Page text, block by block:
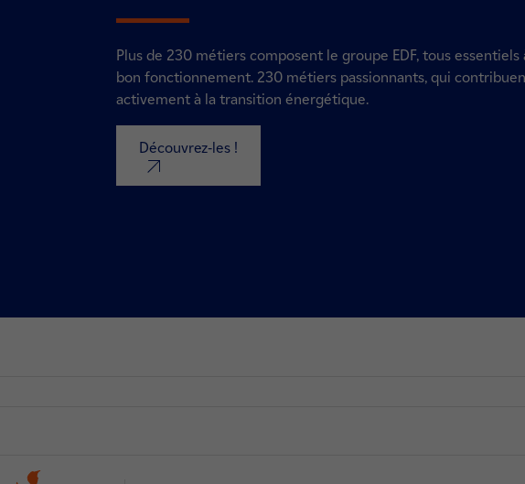
Plus de 230 métiers composent le groupe EDF, tous essentiels
bon fonctionnement. 230 métiers passionnants, qui
activement à la transition énergétique.
Découvrez-les !
nouvel onglet